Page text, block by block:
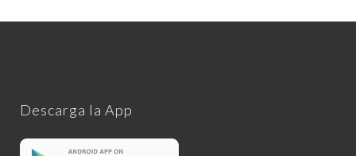
Descarga la App